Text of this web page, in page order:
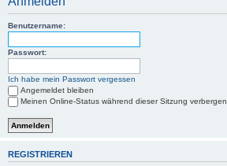
Benutzername:
Passwort:
Ich habe mein Passwort vergessen
Angemeldet bleiben
Meinen Online-Status während dieser Sitzung verbergen
REGISTRIEREN